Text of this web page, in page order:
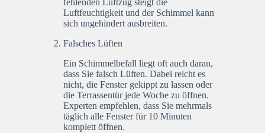
fehlenden Luftzug steigt die
Luftfeuchtigkeit und der Schimmel kann
sich ungehindert ausbreiten.
Falsches Lüften
Ein Schimmelbefall liegt oft auch daran,
dass Sie falsch Lüften. Dabei reicht es
nicht, die Fenster gekippt zu lassen oder
die Terrassentür jede Woche zu öffnen.
Experten empfehlen, dass Sie mehrmals
täglich alle Fenster für 10 Minuten
komplett öffnen.